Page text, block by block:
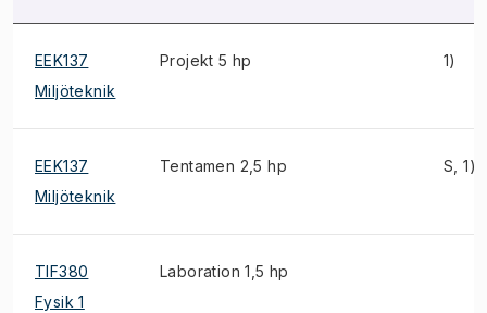
EEK137
Miljöteknik
Projekt 5 hp 1)
EEK137
Miljöteknik
Tentamen 2,5 hp S, 1)
TIF380
Fysik 1
Laboration 1,5 hp